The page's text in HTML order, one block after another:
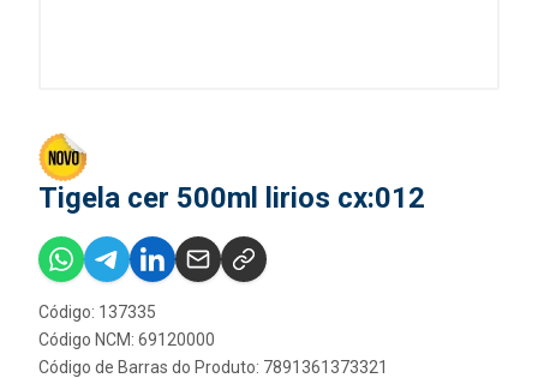
Tigela cer 500ml lirios cx:012
Código: 137335
Código NCM: 69120000
Código de Barras do Produto: 7891361373321